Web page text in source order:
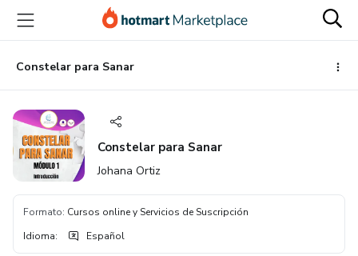
principal
página
de
página
Constelar para Sanar
Constelar para Sanar
Johana Ortiz
Formato: Cursos online y Servicios de Suscripción
Idioma: Español